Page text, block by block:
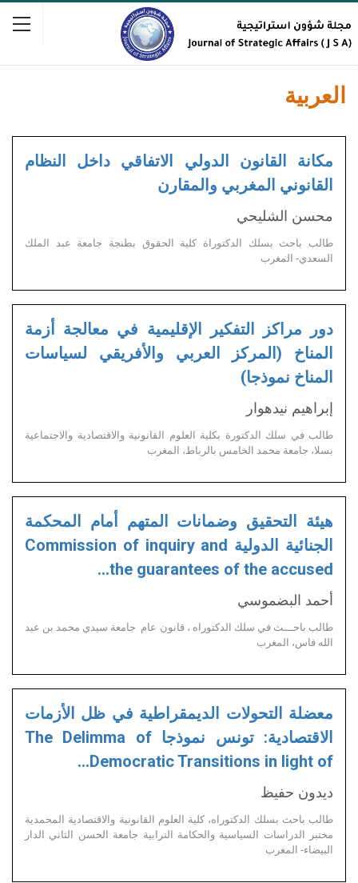
العربية
مكانة القانون الدولي الاتفاقي داخل النظام
القانوني المغربي والمقارن
محسن الشليحي
طالب باحث بسلك الدكتوراة كلية الحقوق بطنجة جامعة عبد الملك
السعدي- المغرب
دور مراكز التفكير الإقليمية في معالجة أزمة
المناخ (المركز العربي والأفريقي لسياسات
المناخ نموذجا)
إبراهيم نيدهوار
طالب في سلك الدكتورة بكلية العلوم القانونية والاقتصادية والاجتماعية
بسلا، جامعة محمد الخامس بالرباط، المغرب
هيئة التحقيق وضمانات المتهم أمام المحكمة
الجنائية الدولية Commission of inquiry and
the guarantees of the accused…
أحمد البضموسي
طالب باحـــث في سلك الدكتوراه ، قانون عام جامعة سيدي محمد بن عبد
الله فاس، المغرب
معضلة التحولات الديمقراطية في ظل الأزمات
الاقتصادية: تونس نموذجا The Delimma of
Democratic Transitions in light of…
ديدون حفيظ
طالب باحث بسلك الدكتوراه، كلية العلوم القانونية والاقتصادية المحمدية
مختبر الدراسات السياسية والحكامة الترابية جامعة الحسن الثاني الدار
البيضاء- المغرب